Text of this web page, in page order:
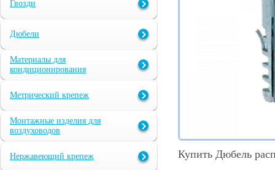
Гвозди
Дюбели
Материалы для
кондиционирования
Метрический крепеж
Монтажные изделия для
воздуховодов
Нержавеющий крепеж Купить Дюбель